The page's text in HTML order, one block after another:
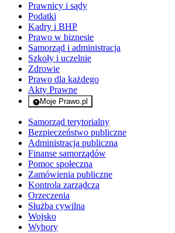
Prawnicy i sądy
Podatki
Kadry i BHP
Prawo w biznesie
Samorząd i administracja
Szkoły i uczelnie
Zdrowie
Prawo dla każdego
Akty Prawne
Moje Prawo.pl
- rejestracja i logowanie do serwisu
Samorząd terytorialny
Bezpieczeństwo publiczne
Administracja publiczna
Finanse samorządów
Pomoc społeczna
Zamówienia publiczne
Kontrola zarządcza
Orzeczenia
Służba cywilna
Wojsko
Wybory